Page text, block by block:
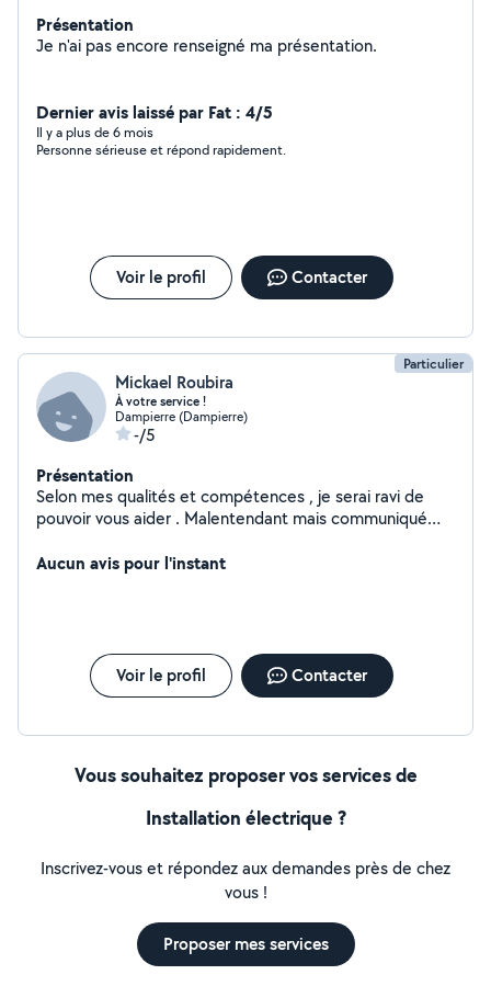
Présentation
Je n'ai pas encore renseigné ma présentation.
Dernier avis laissé par Fat : 4/5
Il y a plus de 6 mois
Personne sérieuse et répond rapidement.
Voir le profil Contacter
Particulier
Mickael Roubira
À votre service !
Dampierre (Dampierre)
-/5
Présentation
Selon mes qualités et compétences , je serai ravi de
pouvoir vous aider . Malentendant mais communiqué
Aucun avis pour l'instant
Voir le profil Contacter
Vous souhaitez proposer vos services de
Installation électrique ?
Inscrivez-vous et répondez aux demandes près de chez
vous !
Proposer mes services